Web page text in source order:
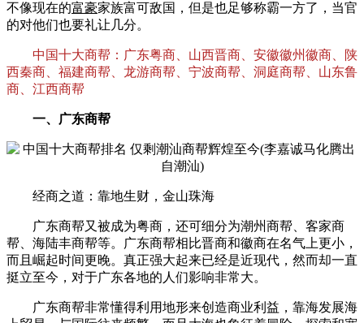
不像现在的富豪家族富可敌国，但是也足够称霸一方了，当官
的对他们也要礼让几分。
中国十大商帮：广东粤商、山西晋商、安徽徽州徽商、陕
西秦商、福建商帮、龙游商帮、宁波商帮、洞庭商帮、山东鲁
商、江西商帮
一、广东商帮
经商之道：靠地生财，金山珠海
广东商帮又被成为粤商，还可细分为潮州商帮、客家商
帮、海陆丰商帮等。广东商帮相比晋商和徽商在名气上更小，
而且崛起时间更晚。真正强大起来已经是近现代，然而却一直
挺立至今，对于广东各地的人们影响非常大。
广东商帮非常懂得利用地形来创造商业利益，靠海发展海